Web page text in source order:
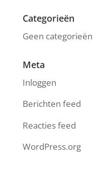
Categorieën
Geen categorieën
Meta
Inloggen
Berichten feed
Reacties feed
WordPress.org